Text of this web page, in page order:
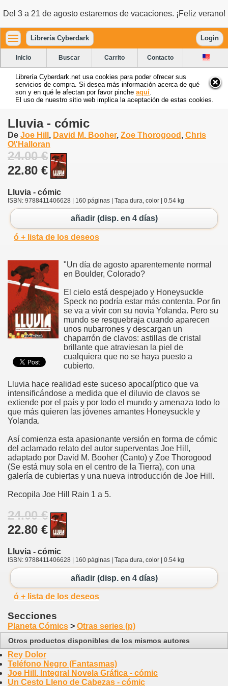
Del 3 a 21 de agosto estaremos de vacaciones. ¡Feliz verano!
Librería Cyberdark Login
Inicio Buscar Carrito Contacto
Librería Cyberdark.net usa cookies para poder ofrecer sus
servicios de compra. Si desea más información acerca de qué
son y en qué le afectan por favor pinche aquí
El uso de nuestro sitio web implica la aceptación de estas cookies.
Lluvia - cómic
De Joe Hill , David M. Booher, Zoe Thorogood , Chris
O\'Halloran
24.00 €
22.80 €
Lluvia - cómic
ISBN: 9788411406628 | 160 páginas | Tapa dura, color | 0.54 kg
añadir (disp. en 4 días)
ó + lista de los deseos
"Un día de agosto aparentemente normal
en Boulder, Colorado?
El cielo está despejado y Honeysuckle
Speck no podría estar más contenta. Por fin
se va a vivir con su novia Yolanda. Pero su
mundo se resquebraja cuando aparecen
unos nubarrones y descargan un
chaparrón de clavos: astillas de cristal
brillante que atraviesan la piel de
cualquiera que no se haya puesto a
cubierto.
Lluvia hace realidad este suceso apocalíptico que va
intensificándose a medida que el diluvio de clavos se
extiende por el país y por todo el mundo y amenaza todo lo
que más quieren las jóvenes amantes Honeysuckle y
Yolanda.
Así comienza esta apasionante versión en forma de cómic
del aclamado relato del autor superventas Joe Hill,
adaptado por David M. Booher (Canto) y Zoe Thorogood
(Se está muy sola en el centro de la Tierra), con una
galería de cubiertas y una nueva introducción de Joe Hill.
Recopila Joe Hill Rain 1 a 5.
24.00 €
22.80 €
Lluvia - cómic
ISBN: 9788411406628 | 160 páginas | Tapa dura, color | 0.54 kg
añadir (disp. en 4 días)
ó + lista de los deseos
Secciones
Planeta Cómics > Otras series (p)
Otros productos disponibles de los mismos autores
Rey Dolor
Teléfono Negro (Fantasmas)
Joe Hill. Integral Novela Gráfica - cómic
Un Cesto Lleno de Cabezas - cómic